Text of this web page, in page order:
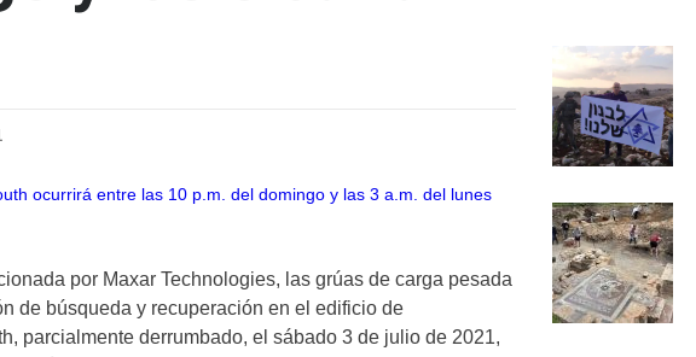
por Maxar Technologies, las grúas de carga pesada
de búsqueda y recuperación en el edificio de
parcialmente derrumbado, el sábado 3 de julio de 2021,